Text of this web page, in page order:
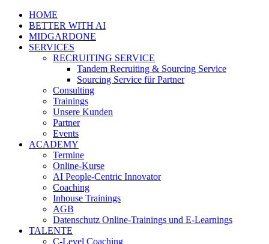
HOME
BETTER WITH AI
MIDGARDONE
SERVICES
RECRUITING SERVICE
Tandem Recruiting & Sourcing Service
Sourcing Service für Partner
Consulting
Trainings
Unsere Kunden
Partner
Events
ACADEMY
Termine
Online-Kurse
AI People-Centric Innovator
Coaching
Inhouse Trainings
AGB
Datenschutz Online-Trainings und E-Learnings
TALENTE
C-Level Coaching